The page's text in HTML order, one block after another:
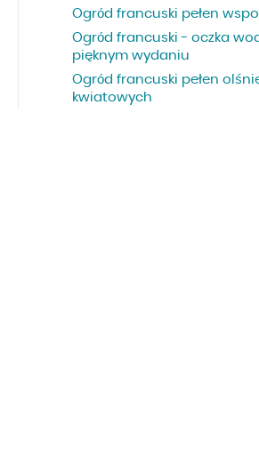
Ogród francuski pełen
Ogród francuski - oczka
pięknym wydaniu
Ogród francuski pełen
kwiatowych